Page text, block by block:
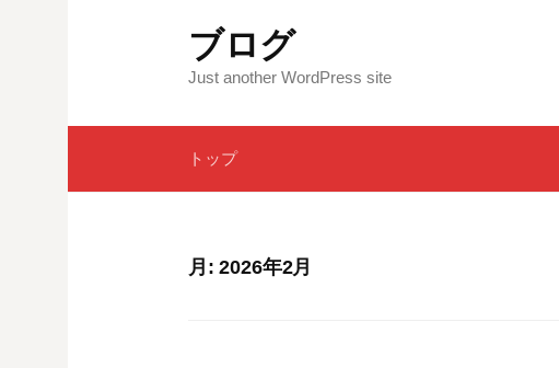
ツ
ス
ブログ
Just another WordPress site
トップ
月:2026年2月